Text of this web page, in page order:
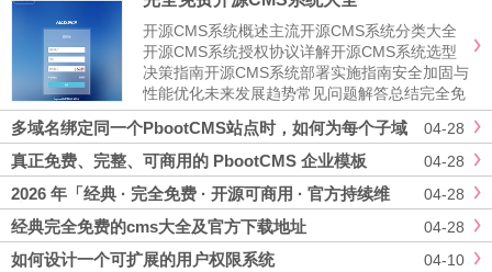
开源CMS系统概述主流开源CMS系统分类大全
开源CMS系统授权协议详解开源CMS系统选型
决策指南开源CMS系统部署实施指南安全加固与
性能优化未来发展趋势常见问题解答总结完全免
费开源CMS系统大全一、开源CMS系统概述开
源内容管理系统（CMS）是指源代码开放、可免
费获取并自由修改的......
04-28
多域名绑定同一个PbootCMS站点时，如何为每个子域
名单独申请并自动续期Let’s Encrypt证书？
04-28
真正免费、完整、可商用的 PbootCMS 企业模板
04-28
2026 年「经典 · 完全免费 · 开源可商用 · 官方持续维
护」CMS 清单
04-28
经典完全免费的cms大全及官方下载地址
04-10
如何设计一个可扩展的用户权限系统